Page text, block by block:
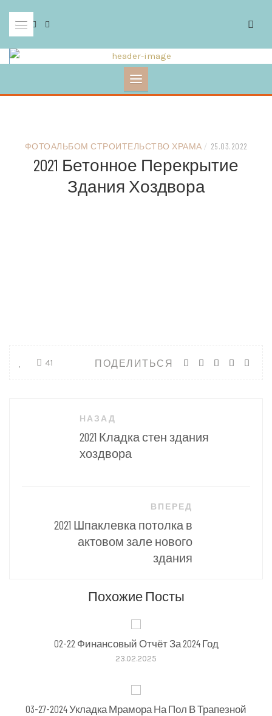
content
ФОТОАЛЬБОМ СТРОИТЕЛЬСТВО ХРАМА / 25.03.2022
2021 Бетонное Перекрытие
Здания Хоздвора
ПОДЕЛИТЬСЯ
41
НАЗАД
2021 Кладка стен здания
хоздвора
ВПЕРЕД
2021 Шпаклевка потолка в
актовом зале нового
здания
Похожие Посты
02-22 Финансовый Отчёт За 2024 Год
23.02.2025
03-27-2024 Укладка Мрамора На Пол В Трапезной